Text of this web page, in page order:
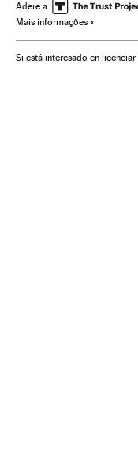
Adere a
Mais informações
Si está interesado en